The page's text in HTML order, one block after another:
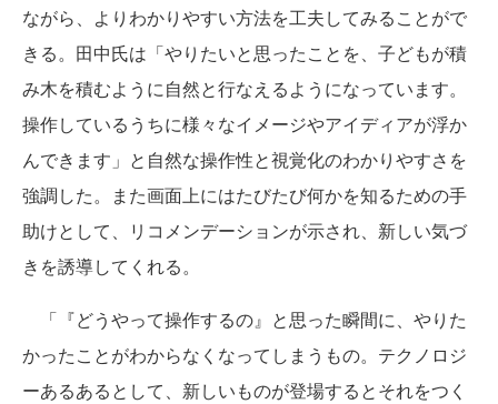
ながら、よりわかりやすい方法を工夫してみることがで
きる。田中氏は「やりたいと思ったことを、子どもが積
み木を積むように自然と行なえるようになっています。
操作しているうちに様々なイメージやアイディアが浮か
んできます」と自然な操作性と視覚化のわかりやすさを
強調した。また画面上にはたびたび何かを知るための手
助けとして、リコメンデーションが示され、新しい気づ
きを誘導してくれる。
「『どうやって操作するの』と思った瞬間に、やりた
かったことがわからなくなってしまうもの。テクノロジ
ーあるあるとして、新しいものが登場するとそれをつく